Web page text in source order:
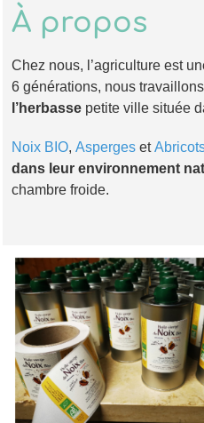
À propos
Chez nous, l’agriculture est
6 générations, nous
l’herbasse petite ville située
Noix BIO, Asperges et
dans leur environnement
chambre froide.